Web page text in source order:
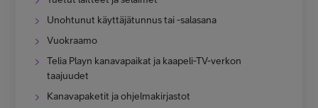
Unohtunut käyttäjätunnus tai -salasana
Vuokraamo
Telia Playn kanavapaikat ja kaapeli-TV-verkon
taajuudet
Kanavapaketit ja ohjelmakirjastot